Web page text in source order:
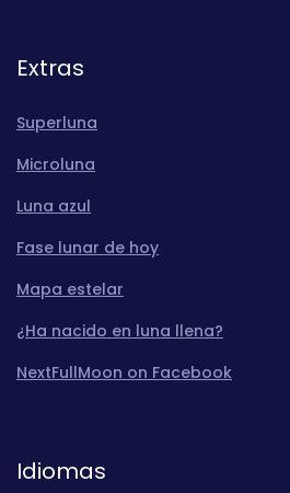
Extras
Superluna
Microluna
Luna azul
Fase lunar de hoy
Mapa estelar
¿Ha nacido en luna llena?
NextFullMoon on Facebook
Idiomas